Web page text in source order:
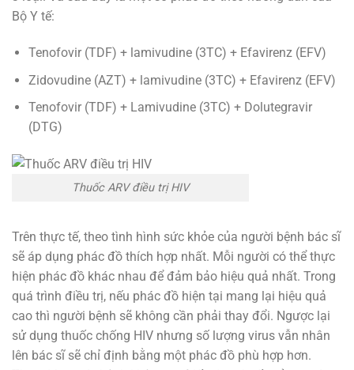
Bộ Y tế:
Tenofovir (TDF) + lamivudine (3TC) + Efavirenz (EFV)
Zidovudine (AZT) + lamivudine (3TC) + Efavirenz (EFV)
Tenofovir (TDF) + Lamivudine (3TC) + Dolutegravir
(DTG)
Thuốc ARV điều trị HIV
Trên thực tế, theo tình hình sức khỏe của người bệnh bác sĩ
sẽ áp dụng phác đồ thích hợp nhất. Mỗi người có thể thực
hiện phác đồ khác nhau để đảm bảo hiệu quả nhất. Trong
quá trình điều trị, nếu phác đồ hiện tại mang lại hiệu quả
cao thì người bệnh sẽ không cần phải thay đổi. Ngược lại
sử dụng thuốc chống HIV nhưng số lượng virus vẫn nhân
lên bác sĩ sẽ chỉ định bằng một phác đồ phù hợp hơn.